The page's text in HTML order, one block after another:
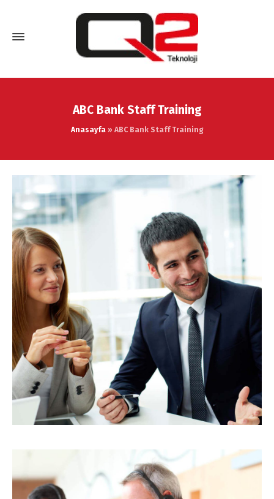
ABC Bank Staff Training
Anasayfa» ABC Bank Staff Training